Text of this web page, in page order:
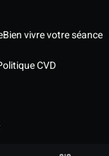
Bien vivre votre séance
CVD